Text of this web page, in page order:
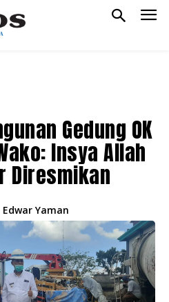
Gedung OK
Insya Allah
Diresmikan
Edwar Yaman